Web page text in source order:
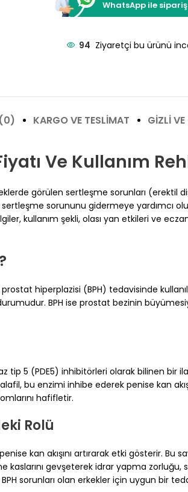
WhatsApp ile
94 Ziyaretçi bu ürünü
(0) KARGO VE TESLIMAT GIZLI VE
Ve Kullanım
görülen sertleşme sorunları (erektil
sertleşme sorununu gidermeye yardımcı
kullanım şekli, olası yan etkileri ve
hiperplazisi (BPH) tedavisinde
BPH ise prostat bezinin
5 (PDE5) inhibitörleri olarak bilinen bir
bu enzimi inhibe ederek penise kan
hafifletir.
Rolü
kan akışını artırarak etki gösterir.
gevşeterek idrar yapma zorluğu,
sorunları olan erkekler için uygun bir